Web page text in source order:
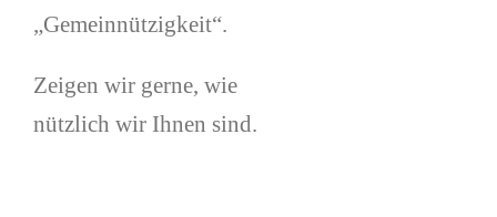
„Gemeinnützigkeit“.
Zeigen wir gerne, wie
nützlich wir Ihnen sind.